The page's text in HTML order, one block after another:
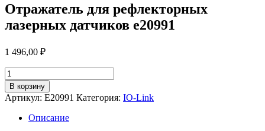
Отражатель для рефлекторных
лазерных датчиков e20991
1 496,00 ₽
Количество
товара
Отражатель
для
рефлекторных
лазерных
В корзину
Артикул: E20991 Категория: IO-Link
Описание